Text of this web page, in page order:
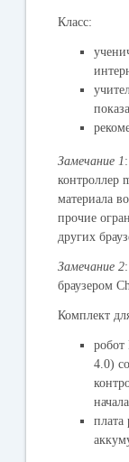
Класс:
Замечание 1
контроллер
материала
прочие
других
Замечание 2
браузером
Комплект
робот
4.0)